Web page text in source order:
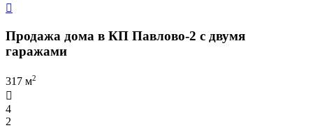

Продажа дома в КП Павлово-2 с двумя
гаражами
317 м2

4
2